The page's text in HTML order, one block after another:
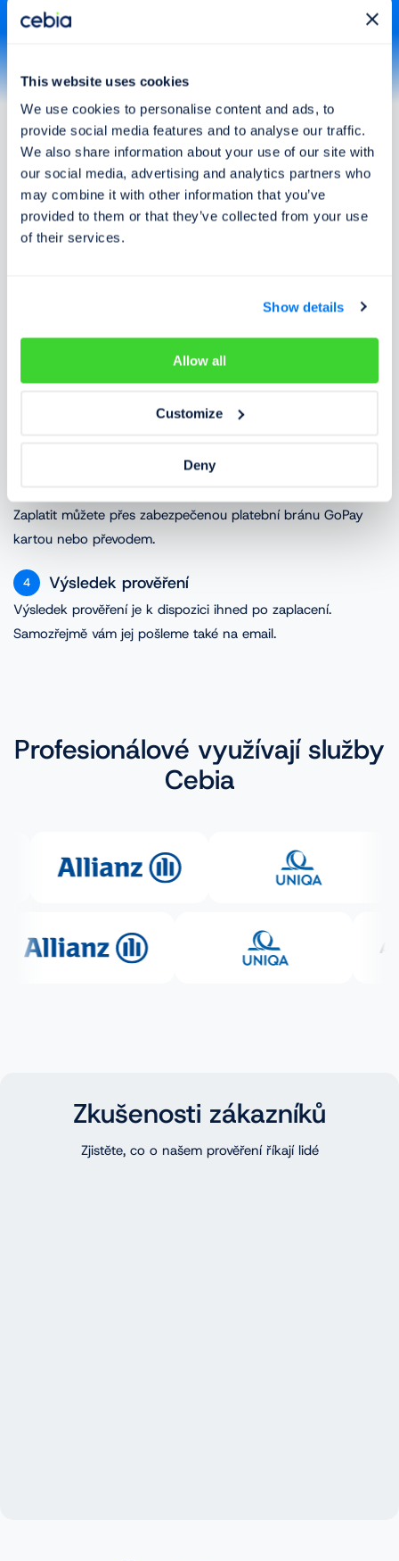
This website uses cookies
We use cookies to personalise content and ads, to
provide social media features and to analyse our traffic.
We also share information about your use of our site with
our social media, advertising and analytics partners who
may combine it with other information that you’ve
provided to them or that they’ve collected from your use
of their services.
Show details
Allow all
Customize
Deny
Estonsko
Francie
Kosovo
Maďarsko
Makedonie
Neměcko
Nizozemsko
Norsko
Polsko
Portugalsko
Rakousko
Rumunsko
Řecko
Slovensko
Slovinsko
Srbsko
Více
Jak to funguje?
Přehled dostupných kontrol je ihned k dispozici po zadání
Zaplatit můžete přes zabezpečenou platební bránu GoPay
kartou nebo převodem.
4 Výsledek prověření
Výsledek prověření je k dispozici ihned po zaplacení.
Samozřejmě vám jej pošleme také na email.
Profesionálové využívají služby
Cebia
Zkušenosti zákazníků
Zjistěte, co o našem prověření říkají lidé